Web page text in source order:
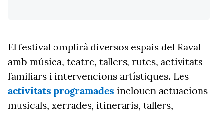
El festival omplirà diversos espais del Raval
amb música, teatre, tallers, rutes, activitats
familiars i intervencions artístiques. Les
activitats programades inclouen actuacions
musicals, xerrades, itineraris, tallers,